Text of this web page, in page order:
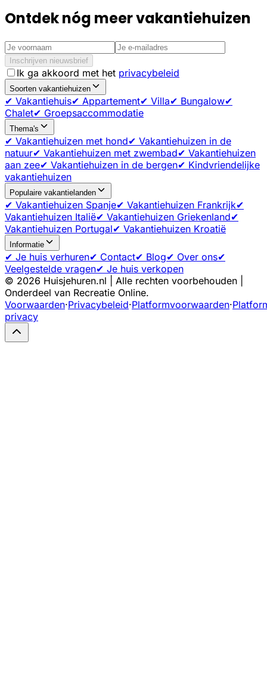
Ontdek nóg meer vakantiehuizen
Inschrijven nieuwsbrief
Ik ga akkoord met het privacybeleid
Soorten vakantiehuizen
✔ Vakantiehuis✔ Appartement✔ Villa✔ Bungalow✔
Chalet✔ Groepsaccommodatie
Thema's
✔ Vakantiehuizen met hond✔ Vakantiehuizen in de
natuur✔ Vakantiehuizen met zwembad✔ Vakantiehuizen
aan zee✔ Vakantiehuizen in de bergen✔ Kindvriendelijke
vakantiehuizen
Populaire vakantielanden
✔ Vakantiehuizen Spanje✔ Vakantiehuizen Frankrijk✔
Vakantiehuizen Italië✔ Vakantiehuizen Griekenland✔
Vakantiehuizen Portugal✔ Vakantiehuizen Kroatië
Informatie
✔ Je huis verhuren✔ Contact✔ Blog✔ Over ons✔
Veelgestelde vragen✔ Je huis verkopen
© 2026 Huisjehuren.nl | Alle rechten voorbehouden |
Onderdeel van Recreatie Online.
Voorwaarden·Privacybeleid·Platformvoorwaarden·
privacy